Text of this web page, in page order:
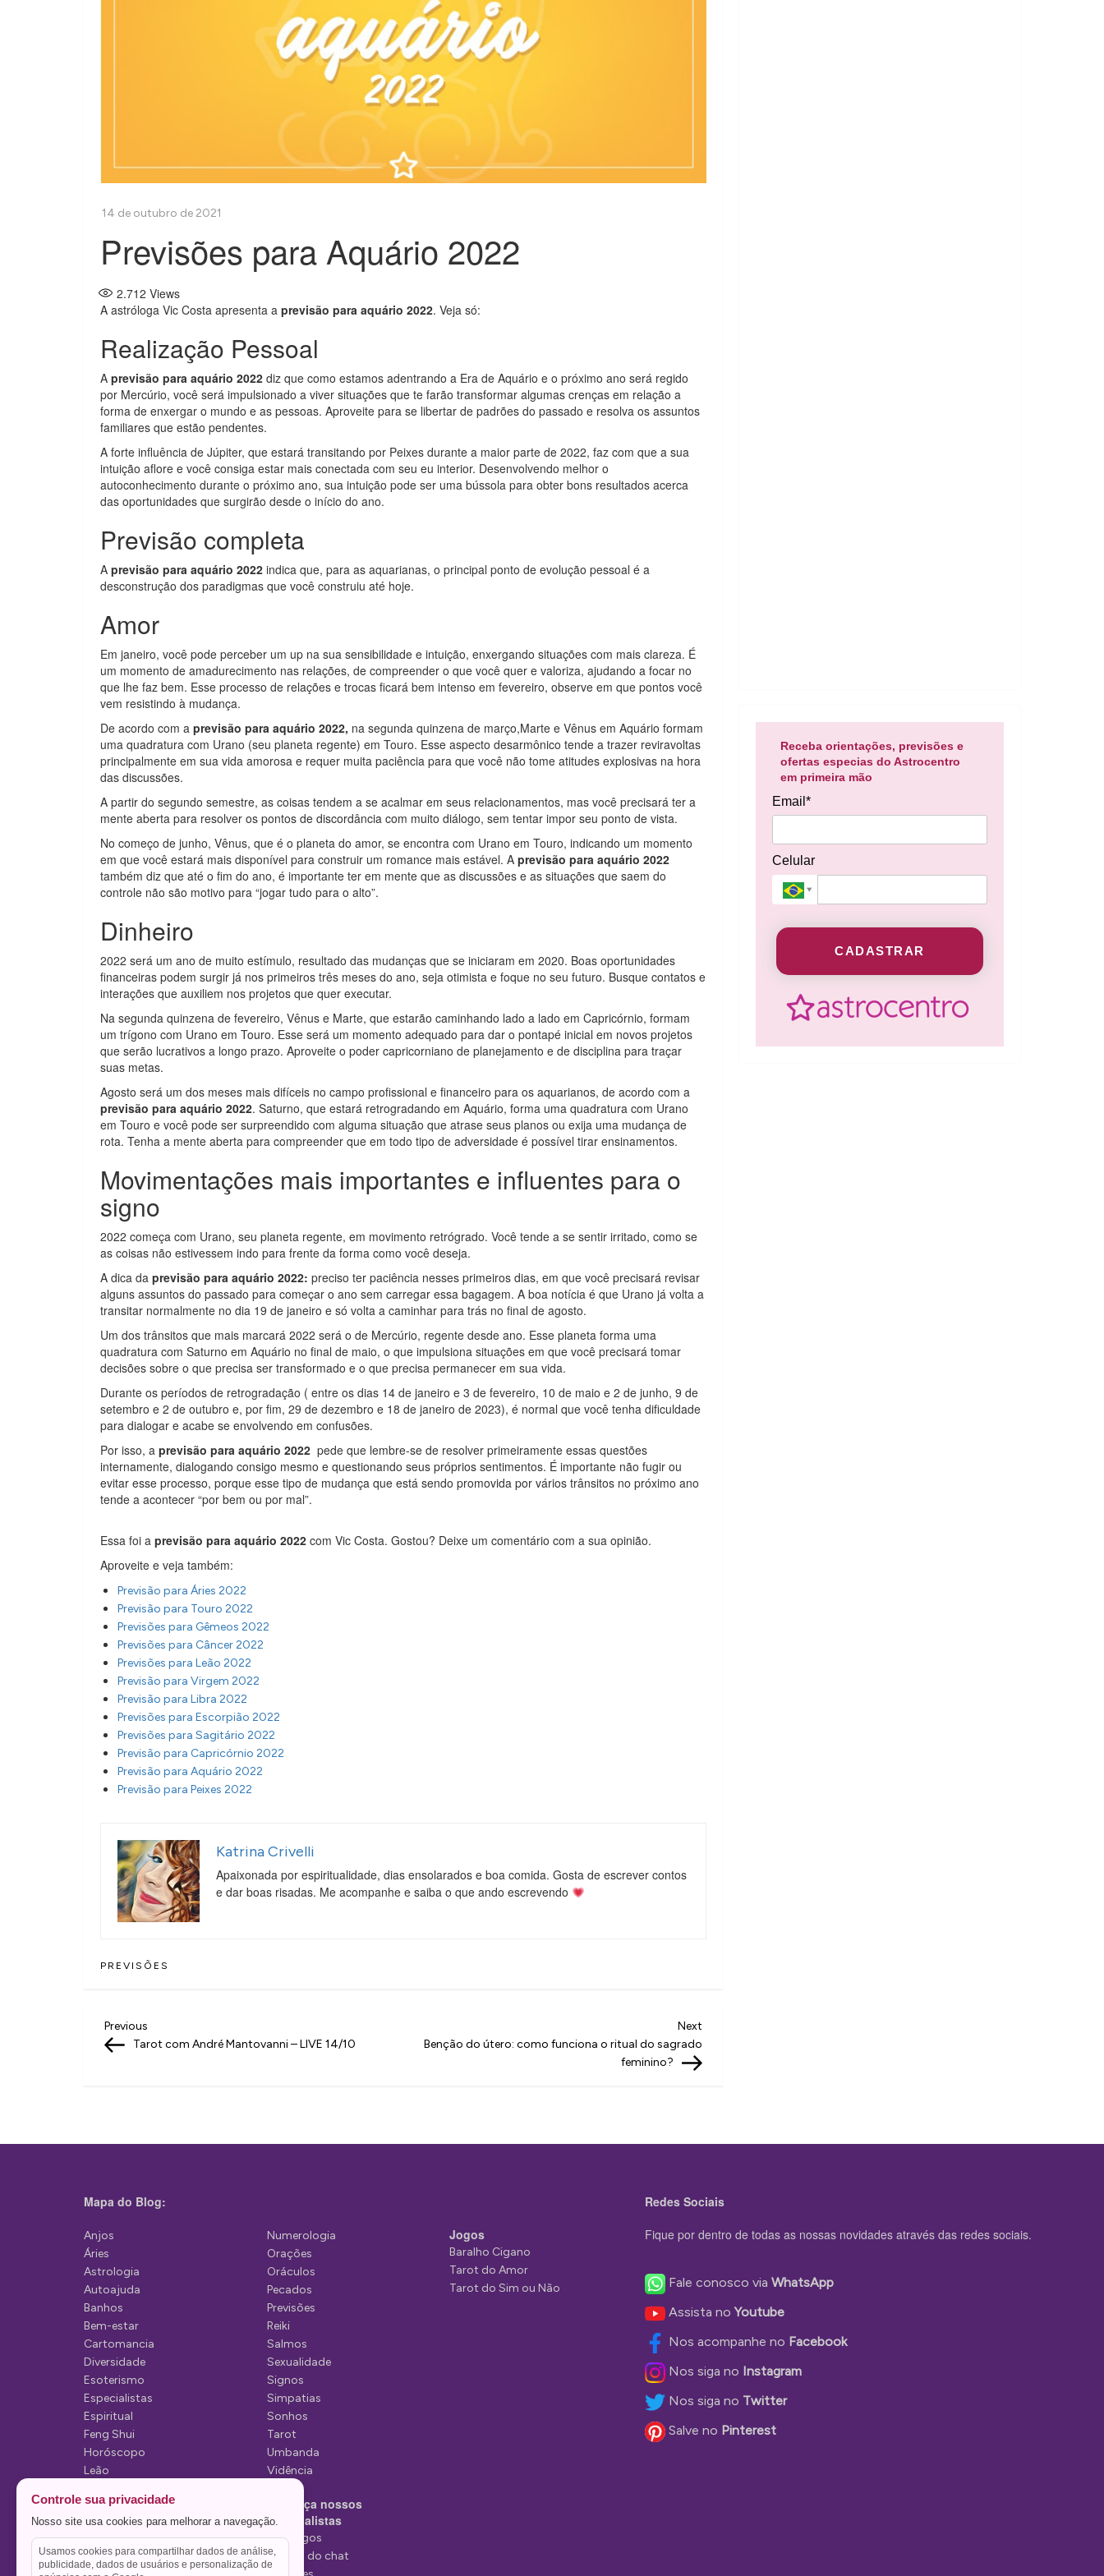
Previsões para Aquário 2022
2.712 Views
A astróloga Vic Costa apresenta a previsão para aquário 2022. Veja só:
Realização Pessoal
A previsão para aquário 2022 diz que como estamos adentrando a Era de Aquário e o próximo ano será regido
por Mercúrio, você será impulsionado a viver situações que te farão transformar algumas crenças em relação a
forma de enxergar o mundo e as pessoas. Aproveite para se libertar de padrões do passado e resolva os assuntos
familiares que estão pendentes.
A forte influência de Júpiter, que estará transitando por Peixes durante a maior parte de 2022, faz com que a sua
intuição aflore e você consiga estar mais conectada com seu eu interior. Desenvolvendo melhor o
autoconhecimento durante o próximo ano, sua intuição pode ser uma bússola para obter bons resultados acerca
das oportunidades que surgirão desde o início do ano.
Previsão completa
A previsão para aquário 2022 indica que, para as aquarianas, o principal ponto de evolução pessoal é a
desconstrução dos paradigmas que você construiu até hoje.
Amor
Em janeiro, você pode perceber um up na sua sensibilidade e intuição, enxergando situações com mais clareza. É
um momento de amadurecimento nas relações, de compreender o que você quer e valoriza, ajudando a focar no
que lhe faz bem. Esse processo de relações e trocas ficará bem intenso em fevereiro, observe em que pontos você
vem resistindo à mudança.
De acordo com a previsão para aquário 2022, na segunda quinzena de março,Marte e Vênus em Aquário formam
uma quadratura com Urano (seu planeta regente) em Touro. Esse aspecto desarmônico tende a trazer reviravoltas
principalmente em sua vida amorosa e requer muita paciência para que você não tome atitudes explosivas na hora
das discussões.
A partir do segundo semestre, as coisas tendem a se acalmar em seus relacionamentos, mas você precisará ter a
mente aberta para resolver os pontos de discordância com muito diálogo, sem tentar impor seu ponto de vista.
No começo de junho, Vênus, que é o planeta do amor, se encontra com Urano em Touro, indicando um momento
em que você estará mais disponível para construir um romance mais estável. A previsão para aquário 2022
também diz que até o fim do ano, é importante ter em mente que as discussões e as situações que saem do
controle não são motivo para “jogar tudo para o alto”.
Dinheiro
2022 será um ano de muito estímulo, resultado das mudanças que se iniciaram em 2020. Boas oportunidades
financeiras podem surgir já nos primeiros três meses do ano, seja otimista e foque no seu futuro. Busque contatos e
interações que auxiliem nos projetos que quer executar.
Na segunda quinzena de fevereiro, Vênus e Marte, que estarão caminhando lado a lado em Capricórnio, formam
um trígono com Urano em Touro. Esse será um momento adequado para dar o pontapé inicial em novos projetos
que serão lucrativos a longo prazo. Aproveite o poder capricorniano de planejamento e de disciplina para traçar
suas metas.
Agosto será um dos meses mais difíceis no campo profissional e financeiro para os aquarianos, de acordo com a
previsão para aquário 2022. Saturno, que estará retrogradando em Aquário, forma uma quadratura com Urano
em Touro e você pode ser surpreendido com alguma situação que atrase seus planos ou exija uma mudança de
rota. Tenha a mente aberta para compreender que em todo tipo de adversidade é possível tirar ensinamentos.
Movimentações mais importantes e influentes para o
signo
2022 começa com Urano, seu planeta regente, em movimento retrógrado. Você tende a se sentir irritado, como se
as coisas não estivessem indo para frente da forma como você deseja.
A dica da previsão para aquário 2022: preciso ter paciência nesses primeiros dias, em que você precisará revisar
alguns assuntos do passado para começar o ano sem carregar essa bagagem. A boa notícia é que Urano já volta a
transitar normalmente no dia 19 de janeiro e só volta a caminhar para trás no final de agosto.
Um dos trânsitos que mais marcará 2022 será o de Mercúrio, regente desde ano. Esse planeta forma uma
quadratura com Saturno em Aquário no final de maio, o que impulsiona situações em que você precisará tomar
decisões sobre o que precisa ser transformado e o que precisa permanecer em sua vida.
Durante os períodos de retrogradação ( entre os dias 14 de janeiro e 3 de fevereiro, 10 de maio e 2 de junho, 9 de
setembro e 2 de outubro e, por fim, 29 de dezembro e 18 de janeiro de 2023), é normal que você tenha dificuldade
para dialogar e acabe se envolvendo em confusões.
Por isso, a previsão para aquário 2022 pede que lembre-se de resolver primeiramente essas questões
internamente, dialogando consigo mesmo e questionando seus próprios sentimentos. É importante não fugir ou
evitar esse processo, porque esse tipo de mudança que está sendo promovida por vários trânsitos no próximo ano
tende a acontecer “por bem ou por mal”.
Essa foi a previsão para aquário 2022 com Vic Costa. Gostou? Deixe um comentário com a sua opinião.
Aproveite e veja também:
Previsão para Áries 2022
Previsão para Touro 2022
Previsões para Gêmeos 2022
Previsões para Câncer 2022
Previsões para Leão 2022
Previsão para Virgem 2022
Previsão para Libra 2022
Previsões para Escorpião 2022
Previsões para Sagitário 2022
Previsão para Capricórnio 2022
Previsão para Aquário 2022
Previsão para Peixes 2022
Katrina Crivelli
Apaixonada por espiritualidade, dias ensolarados e boa comida. Gosta de escrever contos
e dar boas risadas. Me acompanhe e saiba o que ando escrevendo
PREVISÕES
N
a
g
ç
o
d
e
P
o
s
t
Previous
Post
Previous
Tarot com André Mantovanni – LIVE 14/10
Next
Benção do útero: como funciona o ritual do sagrado
feminino?
Receba orientações, previsões e
ofertas especias do Astrocentro
em primeira mão
Email*
Celular
CADASTRAR
Mapa do Blog:
Anjos
Áries
Astrologia
Autoajuda
Banhos
Bem-estar
Cartomancia
Diversidade
Esoterismo
Especialistas
Espiritual
Feng Shui
Horóscopo
Leão
Mediunidade
Mensagens
Numerologia
Orações
Oráculos
Pecados
Previsões
Reiki
Salmos
Sexualidade
Signos
Simpatias
Sonhos
Tarot
Umbanda
Vidência
Conheça nossos
Especialistas
Tarólogos
Estelas do chat
Jogos
Baralho Cigano
Tarot do Amor
Tarot do Sim ou Não
Redes Sociais
Fique por dentro de todas as nossas novidades através das redes sociais.
Fale conosco via WhatsApp
Assista noYoutube
Nos acompanhe no Facebook
Nos siga no Instagram
Nos siga no Twitter
Salve no Pinterest
Controle sua privacidade
Nosso site usa cookies para melhorar a navegação.
Usamos cookies para compartilhar dados de análise,
publicidade, dados de usuários e personalização de